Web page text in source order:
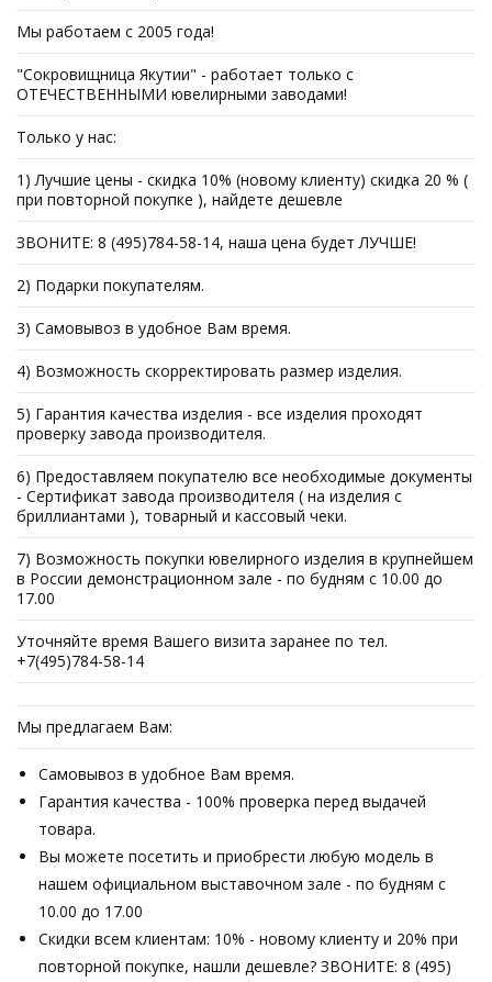
Мы работаем с 2005 года!
"Сокровищница Якутии" - работает только с
ОТЕЧЕСТВЕННЫМИ ювелирными заводами!
Только у нас:
1) Лучшие цены - скидка 10% (новому клиенту) скидка 20 % (
при повторной покупке ), найдете дешевле
ЗВОНИТЕ: 8 (495)784-58-14, наша цена будет ЛУЧШЕ!
2) Подарки покупателям.
3) Самовывоз в удобное Вам время.
4) Возможность скорректировать размер изделия.
5) Гарантия качества изделия - все изделия проходят
проверку завода производителя.
6) Предоставляем покупателю все необходимые документы
- Сертификат завода производителя ( на изделия с
бриллиантами ), товарный и кассовый чеки.
7) Возможность покупки ювелирного изделия в крупнейшем
в России демонстрационном зале - по будням с 10.00 до
17.00
Уточняйте время Вашего визита заранее по тел.
+7(495)784-58-14
Мы предлагаем Вам:
Самовывоз в удобное Вам время.
Гарантия качества - 100% проверка перед выдачей
товара.
Вы можете посетить и приобрести любую модель в
нашем официальном выставочном зале - по будням с
10.00 до 17.00
Скидки всем клиентам: 10% - новому клиенту и 20% при
повторной покупке, нашли дешевле? ЗВОНИТЕ: 8 (495)